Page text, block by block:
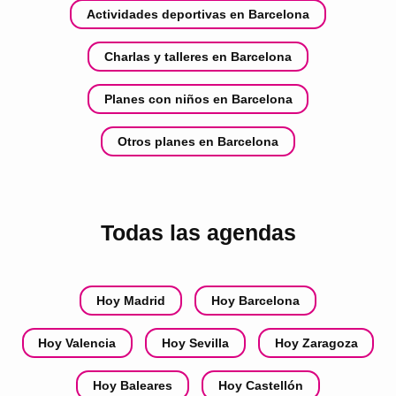
Actividades deportivas en Barcelona
Charlas y talleres en Barcelona
Planes con niños en Barcelona
Otros planes en Barcelona
Todas las agendas
Hoy Madrid Hoy Barcelona
Hoy Valencia Hoy Sevilla Hoy Zaragoza
Hoy Baleares Hoy Castellón